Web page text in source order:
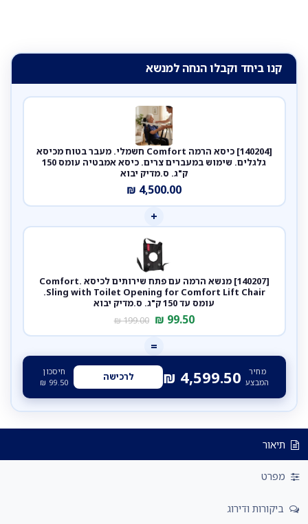
קנו ביחד וקבלו הנחה למנשא
[140204] כיסא הרמה Comfort חשמלי. מעבר בטוח מכיסא
גלגלים. שימוש במעברים צרים. כיסא אמבטיה עומס 150
ק"ג. ס.מדיק יבוא
4,500.00
₪
+
[140207] מנשא הרמה עם פתח שירותים לכיסא Comfort.
Sling with Toilet Opening for Comfort Lift Chair.
עומס עד 150 ק"ג. ס.מדיק יבוא
99.50
₪
199.00
₪
=
מחיר
המבצע 4,599.50
₪ לרכישה
חיסכון
99.50
₪
תיאור
מפרט
ביקורות ודירוג